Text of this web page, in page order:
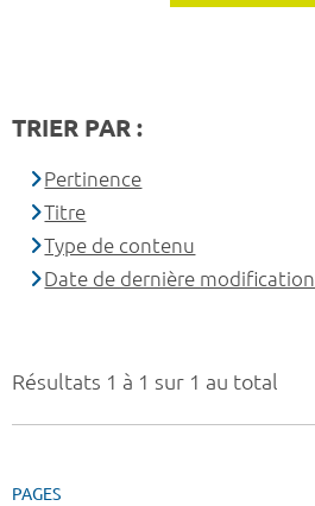
Résultats 1 à 1 sur 1 au total
PAGES
TRIER PAR :
Pertinence
Titre
Type de contenu
Date de dernière modification